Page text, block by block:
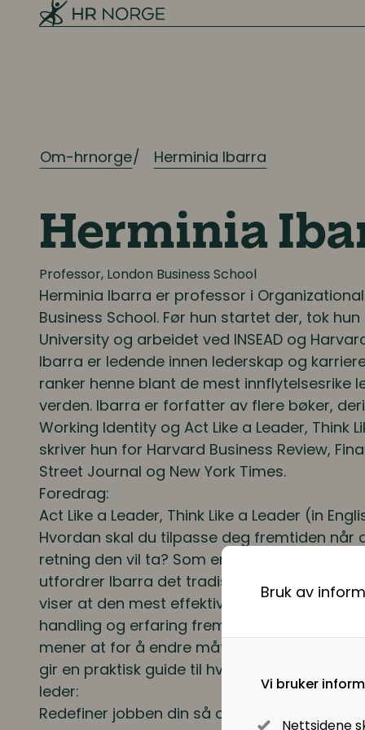
Bruk av
Vi bruker
Nettsidene
Lønn og ytelser
Digitalisering
Digitale løsninger i virksomheten
Om-hrnorge Herminia Ibarra
Herminia
Professor, London Business School
Herminia Ibarra er professor i
Business School. Før hun startet der, tok hun
University og arbeidet ved INSEAD og
Ibarra er ledende innen lederskap og
ranker henne blant de mest innflytelsesrike
verden. Ibarra er forfatter av flere bøker,
Working Identity og Act Like a Leader, Think
skriver hun for Harvard Business Review,
Street Journal og New York Times.
Foredrag:
Act Like a Leader, Think Like a Leader (in
Hvordan skal du tilpasse deg fremtiden når
retning den vil ta? Som en av verdens
utfordrer Ibarra det tradisjonelle synet på
viser at den mest effektive måten å endre
handling og erfaring fremfor selvrefleksjon
mener at for å endre måten du tenker på,
gir en praktisk guide til hvordan du kan
leder:
Redefiner jobben din så oppgavene blir